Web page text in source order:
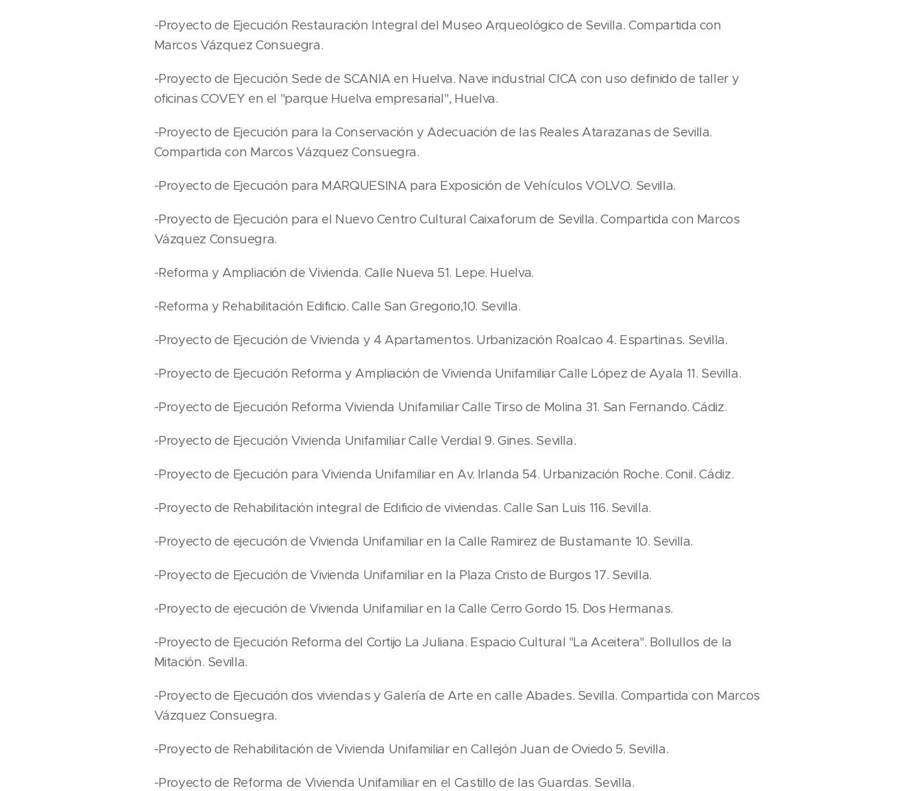
-Proyecto de Ejecución Restauración Integral del Museo Arqueológico de Sevilla. Compartida con
Marcos Vázquez Consuegra.
-Proyecto de Ejecución Sede de SCANIA en Huelva. Nave industrial CICA con uso definido de taller y
oficinas COVEY en el "parque Huelva empresarial", Huelva.
-Proyecto de Ejecución para la Conservación y Adecuación de las Reales Atarazanas de Sevilla.
Compartida con Marcos Vázquez Consuegra.
-Proyecto de Ejecución para MARQUESINA para Exposición de Vehículos VOLVO. Sevilla.
-Proyecto de Ejecución para el Nuevo Centro Cultural Caixaforum de Sevilla. Compartida con Marcos
Vázquez Consuegra.
-Reforma y Ampliación de Vivienda. Calle Nueva 51. Lepe. Huelva.
-Reforma y Rehabilitación Edificio. Calle San Gregorio,10. Sevilla.
-Proyecto de Ejecución de Vivienda y 4 Apartamentos. Urbanización Roalcao 4. Espartinas. Sevilla.
-Proyecto de Ejecución Reforma y Ampliación de Vivienda Unifamiliar Calle López de Ayala 11. Sevilla.
-Proyecto de Ejecución Reforma Vivienda Unifamiliar Calle Tirso de Molina 31. San Fernando. Cádiz.
-Proyecto de Ejecución Vivienda Unifamiliar Calle Verdial 9. Gines. Sevilla.
-Proyecto de Ejecución para Vivienda Unifamiliar en Av. Irlanda 54. Urbanización Roche. Conil. Cádiz.
-Proyecto de Rehabilitación integral de Edificio de viviendas. Calle San Luis 116. Sevilla.
-Proyecto de ejecución de Vivienda Unifamiliar en la Calle Ramirez de Bustamante 10. Sevilla.
-Proyecto de Ejecución de Vivienda Unifamiliar en la Plaza Cristo de Burgos 17. Sevilla.
-Proyecto de ejecución de Vivienda Unifamiliar en la Calle Cerro Gordo 15. Dos Hermanas.
-Proyecto de Ejecución Reforma del Cortijo La Juliana. Espacio Cultural "La Aceitera". Bollullos de la
Mitación. Sevilla.
-Proyecto de Ejecución dos viviendas y Galería de Arte en calle Abades. Sevilla. Compartida con Marcos
Vázquez Consuegra.
-Proyecto de Rehabilitación de Vivienda Unifamiliar en Callejón Juan de Oviedo 5. Sevilla.
-Proyecto de Reforma de Vivienda Unifamiliar en el Castillo de las Guardas. Sevilla.